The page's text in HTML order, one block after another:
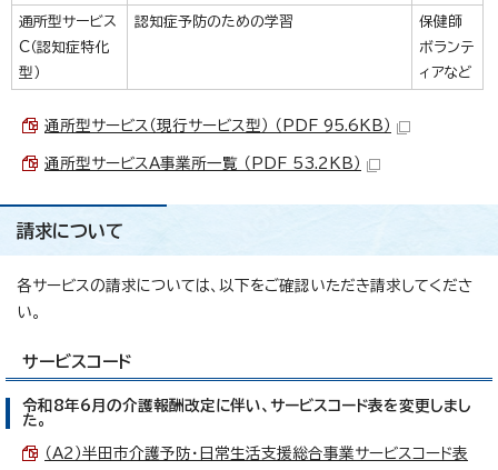
通所型サービス
C（認知症特化
型）
認知症予防のための学習
保健師
ボランテ
ィアなど
通所型サービス（現行サービス型） （PDF 95.6KB）
通所型サービスA事業所一覧 （PDF 53.2KB）
請求について
各サービスの請求については、以下をご確認いただき請求してくださ
い。
サービスコード
令和8年6月の介護報酬改定に伴い、サービスコード表を変更しまし
た。
（A2）半田市介護予防・日常生活支援総合事業サービスコード表